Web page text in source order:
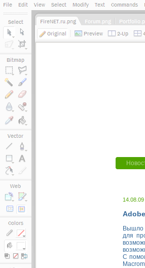
14.08.09
Вышло
для
С